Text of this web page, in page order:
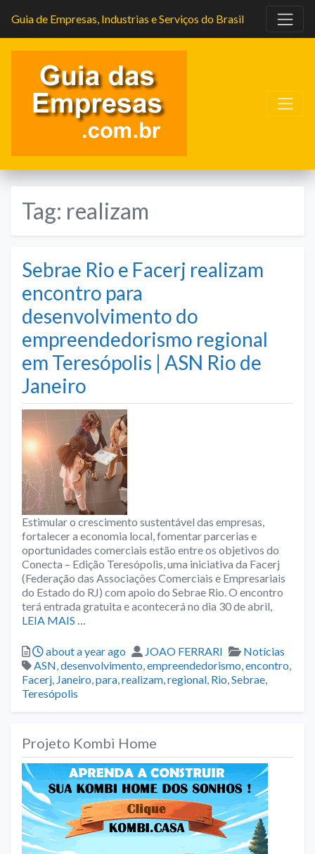
Guia de Empresas, Industrias e Serviços do Brasil
Tag: realizam
Sebrae Rio e Facerj realizam
encontro para
desenvolvimento do
empreendedorismo regional
em Teresópolis | ASN Rio de
Janeiro
Estimular o crescimento sustentável das empresas,
fortalecer a economia local, fomentar parcerias e
oportunidades comerciais estão entre os objetivos do
Conecta – Edição Teresópolis, uma iniciativa da Facerj
(Federação das Associações Comerciais e Empresariais
do Estado do RJ) com apoio do Sebrae Rio. O encontro
terá entrada gratuita e acontecerá no dia 30 de abril,
LEIA MAIS …
Posted
about a year ago Author
JOAO FERRARI Categories
Notícias
Tags
ASN,desenvolvimento,empreendedorismo,encontro,
Facerj, Janeiro,para,realizam,regional, Rio,Sebrae,
Teresópolis
Projeto Kombi Home